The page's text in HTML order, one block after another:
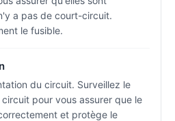
a pas de court-circuit.
le fusible.
du circuit. Surveillez le
pour vous assurer que le
et protège le